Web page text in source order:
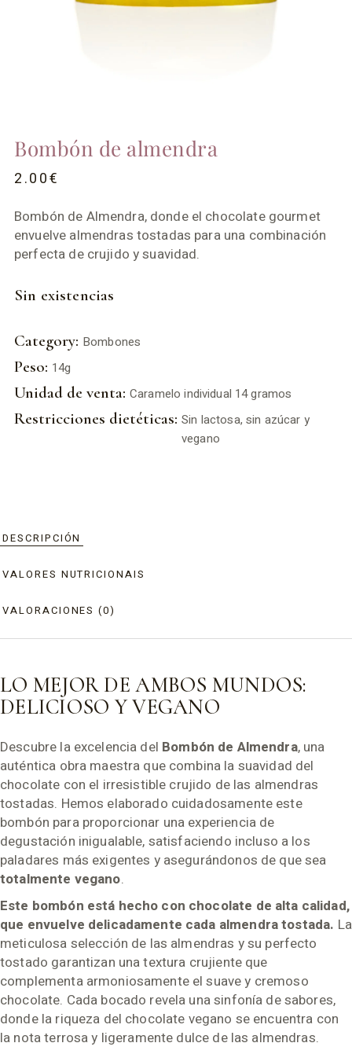
Bombón de almendra
2.00€
Bombón de Almendra, donde el chocolate gourmet
envuelve almendras tostadas para una combinación
perfecta de crujido y suavidad.
Sin existencias
Category: Bombones
Peso: 14g
Unidad de venta: Caramelo individual 14 gramos
Restricciones dietéticas: Sin lactosa, sin azúcar y
vegano
DESCRIPCIÓN
VALORES NUTRICIONAIS
VALORACIONES (0)
LO MEJOR DE AMBOS MUNDOS:
DELICIOSO Y VEGANO
Descubre la excelencia del Bombón de Almendra, una
auténtica obra maestra que combina la suavidad del
chocolate con el irresistible crujido de las almendras
tostadas. Hemos elaborado cuidadosamente este
bombón para proporcionar una experiencia de
degustación inigualable, satisfaciendo incluso a los
paladares más exigentes y asegurándonos de que sea
totalmente vegano.
Este bombón está hecho con chocolate de alta calidad,
que envuelve delicadamente cada almendra tostada. La
meticulosa selección de las almendras y su perfecto
tostado garantizan una textura crujiente que
complementa armoniosamente el suave y cremoso
chocolate. Cada bocado revela una sinfonía de sabores,
donde la riqueza del chocolate vegano se encuentra con
la nota terrosa y ligeramente dulce de las almendras.